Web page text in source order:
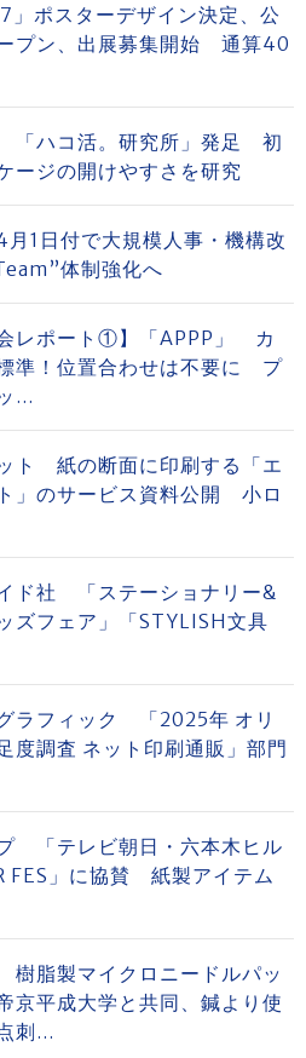
」ポスターデザイン決定、公
プン、出展募集開始 通算40
「ハコ活。研究所」発足 初
ージの開けやすさを研究
月1日付で大規模人事・機構改
体制強化へ
会レポート①】「APPP」 カ
準！位置合わせは不要に プ
...
ト 紙の断面に印刷する「エ
」のサービス資料公開 小ロ
ド社 「ステーショナリー&
ズフェア」「STYLISH文具
ラフィック 「2025年 オリ
度調査 ネット印刷通販」部門
「テレビ朝日・六本木ヒル
FES」に協賛 紙製アイテム
樹脂製マイクロニードルパッ
平成大学と共同、鍼より使
刺...